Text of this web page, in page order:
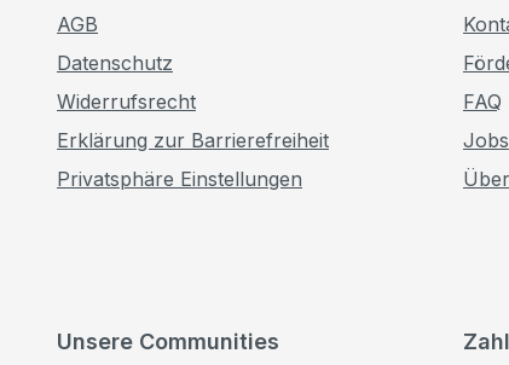
AGB
Datenschutz
Widerrufsrecht
Erklärung zur Barrierefreiheit
Privatsphäre Einstellungen
FAQ
Jobs
Unsere Communities